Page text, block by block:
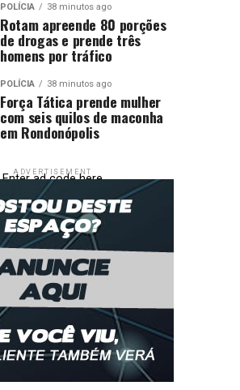
POLÍCIA 38 minutos ago
Rotam apreende 80 porções
de drogas e prende três
homens por tráfico
POLÍCIA 38 minutos ago
Força Tática prende mulher
com seis quilos de maconha
em Rondonópolis
ADVERTISEMENT
Enter ad code here